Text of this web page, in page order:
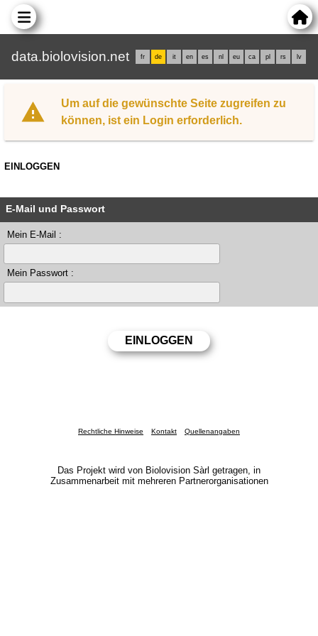
data.biolovision.net fr de it en es nl eu ca pl rs lv
Um auf die gewünschte Seite zugreifen zu
können, ist ein Login erforderlich.
EINLOGGEN
E-Mail und Passwort
Mein E-Mail :
Mein Passwort :
Rechtliche Hinweise Kontakt Quellenangaben
Das Projekt wird von Biolovision Sàrl getragen, in
Zusammenarbeit mit mehreren Partnerorganisationen